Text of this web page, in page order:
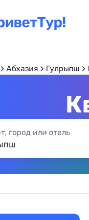
Абхазия Гулрыпш
город или отель